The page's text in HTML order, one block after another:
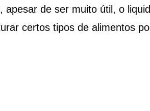
apesar de ser muito útil, o
certos tipos de alimentos